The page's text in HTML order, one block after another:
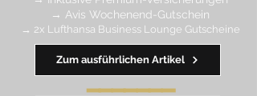
→ Avis Wochenend-Gutschein
→ 2x Lufthansa Business Lounge Gutscheine
━━━━━━━
Zum ausführlichen Artikel